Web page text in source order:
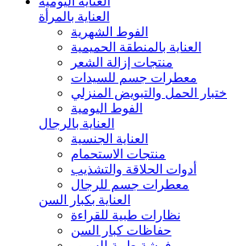
العناية بالمرأة
الفوط الشهرية
العناية بالمنطقة الحميمية
منتجات إزالة الشعر
معطرات جسم للسيدات
اختبار الحمل والتبويض المنزلي
الفوط اليومية
العناية بالرجال
العناية الجنسية
منتجات الاستحمام
أدوات الحلاقة والتشذيب
معطرات جسم للرجال
العناية بكبار السن
نظارات طبية للقراءة
حفاظات كبار السن